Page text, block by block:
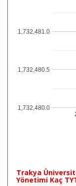
1,732,480.0
1,732,480.5
1,732,481.0
Trakya
Yönetimi Kaç